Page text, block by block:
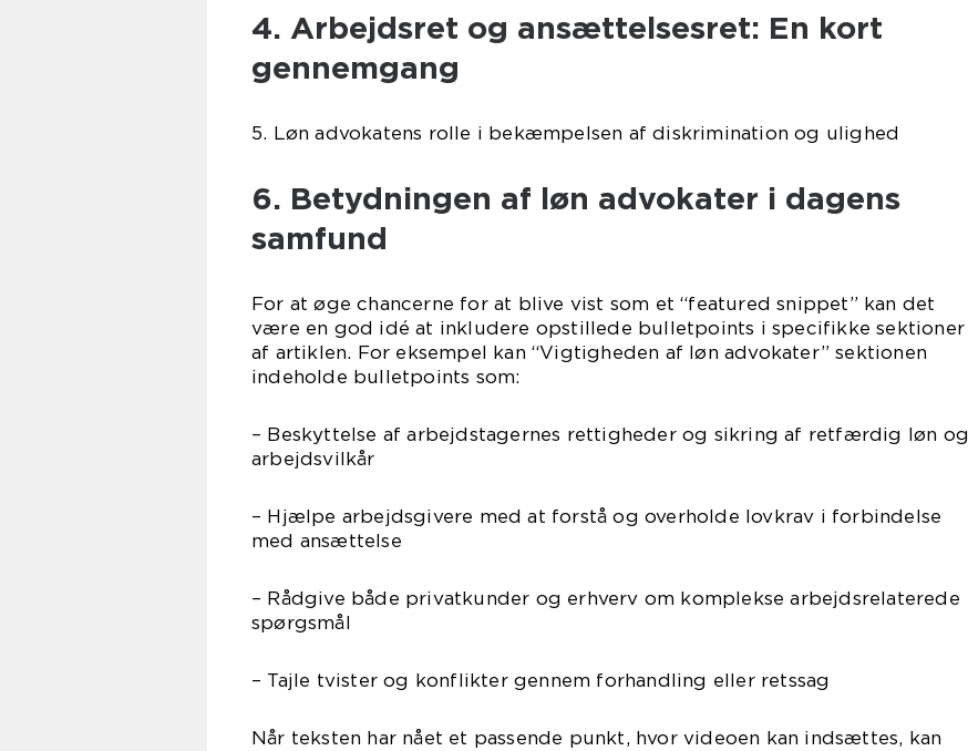
4. Arbejdsret og ansættelsesret: En kort
gennemgang
5. Løn advokatens rolle i bekæmpelsen af diskrimination og ulighed
6. Betydningen af løn advokater i dagens
samfund
For at øge chancerne for at blive vist som et “featured snippet” kan det
være en god idé at inkludere opstillede bulletpoints i specifikke sektioner
af artiklen. For eksempel kan “Vigtigheden af løn advokater” sektionen
indeholde bulletpoints som:
– Beskyttelse af arbejdstagernes rettigheder og sikring af retfærdig løn og
arbejdsvilkår
– Hjælpe arbejdsgivere med at forstå og overholde lovkrav i forbindelse
med ansættelse
– Rådgive både privatkunder og erhverv om komplekse arbejdsrelaterede
spørgsmål
– Tajle tvister og konflikter gennem forhandling eller retssag
Når teksten har nået et passende punkt, hvor videoen kan indsættes, kan